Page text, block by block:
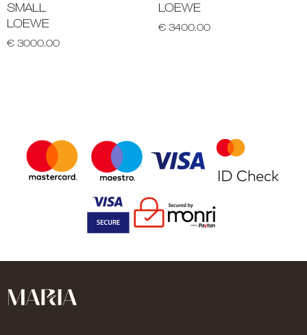
SMALL
LOEWE
€ 3000.00
LOEWE
€ 3400.00